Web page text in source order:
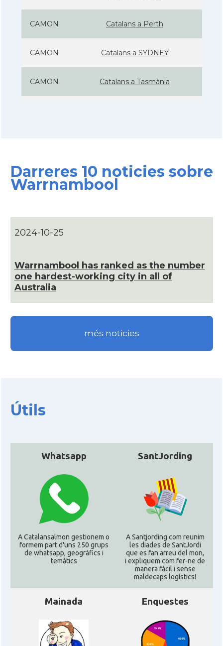
CAMON Catalans a Perth
CAMON Catalans a SYDNEY
CAMON Catalans a Tasmània
Casal Casal Català de Victòria
* + ambaixades i consolats
Darreres 10 noticies sobre
Warrnambool
2024-10-25
Warrnambool has ranked as the number
one hardest-working city in all of
Australia
més noticies
Útils
Whatsapp
A Catalansalmon gestionem o
formem part d'uns 250 grups
de whatsapp, geogràfics i
temàtics
SantJording
A Santjording.com reunim
les diades de SantJordi
que es fan arreu del mon,
i expliquem com fer-ne de
manera fàcil i sense
maldecaps logí­stics!
Mainada Enquestes